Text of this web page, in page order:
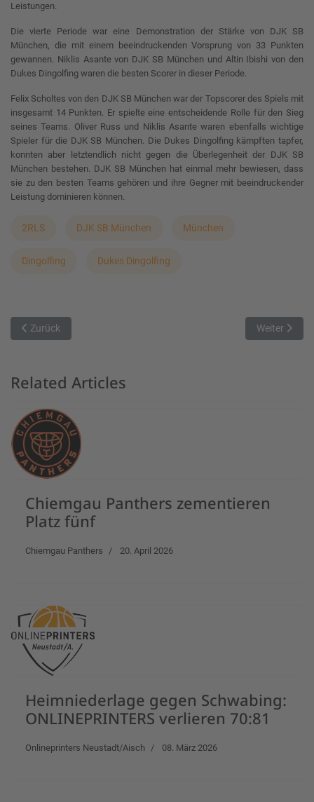
Leistungen.
Die vierte Periode war eine Demonstration der Stärke von DJK SB
München, die mit einem beeindruckenden Vorsprung von 33 Punkten
gewannen. Niklis Asante von DJK SB München und Altin Ibishi von den
Dukes Dingolfing waren die besten Scorer in dieser Periode.
Felix Scholtes von den DJK SB München war der Topscorer des Spiels mit
insgesamt 14 Punkten. Er spielte eine entscheidende Rolle für den Sieg
seines Teams. Oliver Russ und Niklis Asante waren ebenfalls wichtige
Spieler für die DJK SB München. Die Dukes Dingolfing kämpften tapfer,
konnten aber letztendlich nicht gegen die Überlegenheit der DJK SB
München bestehen. DJK SB München hat einmal mehr bewiesen, dass
sie zu den besten Teams gehören und ihre Gegner mit beeindruckender
Leistung dominieren können.
2RLS DJK SB München München
Dingolfing Dukes Dingolfing
Vorheriger Beitrag: Der MTV München überzeug vor zuhause
Zurück Nächster
Weiter
Related Articles
Chiemgau Panthers zementieren
Platz fünf
Chiemgau Panthers 20. April 2026
Heimniederlage gegen Schwabing:
ONLINEPRINTERS verlieren 70:81
Onlineprinters Neustadt/Aisch 08. März 2026